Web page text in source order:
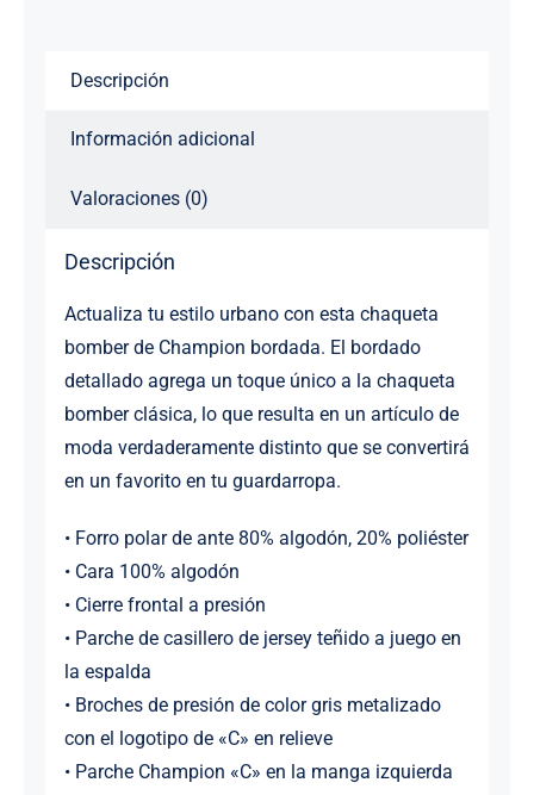
Descripción
Información adicional
Valoraciones (0)
Descripción
Actualiza tu estilo urbano con esta chaqueta
bomber de Champion bordada. El bordado
detallado agrega un toque único a la chaqueta
bomber clásica, lo que resulta en un artículo de
moda verdaderamente distinto que se convertirá
en un favorito en tu guardarropa.
• Forro polar de ante 80% algodón, 20% poliéster
• Cara 100% algodón
• Cierre frontal a presión
• Parche de casillero de jersey teñido a juego en
la espalda
• Broches de presión de color gris metalizado
con el logotipo de «C» en relieve
• Parche Champion «C» en la manga izquierda